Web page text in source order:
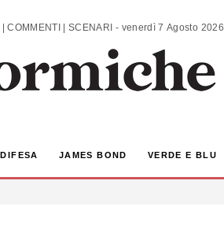
ANALISI | COMMENTI | SCENARI - venerdì 7 Agosto 2026
DIFESA JAMES BOND VERDE E BLU